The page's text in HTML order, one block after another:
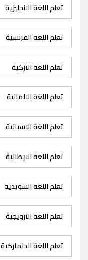
تعلم اللغة الانجليزية
تعلم اللغة الفرنسية
تعلم اللغة التركية
تعلم اللغة الالمانية
تعلم اللغة الاسبانية
تعلم اللغة الايطالية
تعلم اللغة السويدية
تعلم اللغة النرويجية
تعلم اللغة الدنماركية